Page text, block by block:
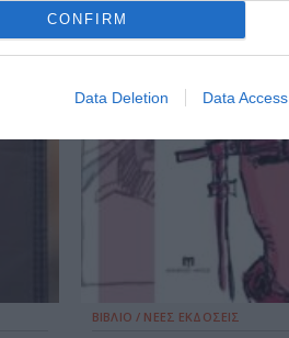
CONFIRM
Data Deletion Data Access
ΒΙΒΛΙΟ / ΝΕΕΣ ΕΚΔΟΣΕΙΣ